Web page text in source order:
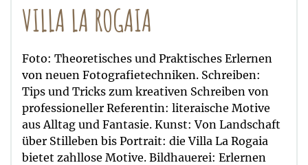
VILLA LA ROGAIA
Foto: Theoretisches und Praktisches Erlernen
von neuen Fotografietechniken. Schreiben:
Tips und Tricks zum kreativen Schreiben von
professioneller Referentin: literaische Motive
aus Alltag und Fantasie. Kunst: Von Landschaft
über Stilleben bis Portrait: die Villa La Rogaia
bietet zahllose Motive. Bildhauerei: Erlernen